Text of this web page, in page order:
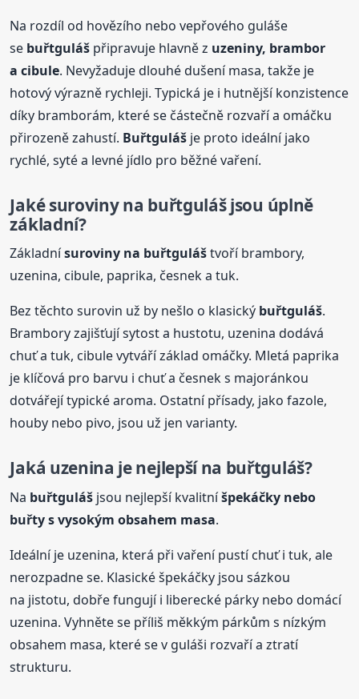
Na rozdíl od hovězího nebo vepřového guláše
se buřtguláš připravuje hlavně z uzeniny, brambor
a cibule. Nevyžaduje dlouhé dušení masa, takže je
hotový výrazně rychleji. Typická je i hutnější konzistence
díky bramborám, které se částečně rozvaří a omáčku
přirozeně zahustí. Buřtguláš je proto ideální jako
rychlé, syté a levné jídlo pro běžné vaření.
Jaké suroviny na buřtgulášjsou úplně
základní?
Základnísuroviny na buřtguláštvoří brambory,
uzenina, cibule, paprika, česnek a tuk.
Bez těchto surovin už by nešlo o klasický buřtguláš.
Brambory zajišťují sytost a hustotu, uzenina dodává
chuť a tuk, cibule vytváří základ omáčky. Mletá paprika
je klíčová pro barvu i chuť a česnek s majoránkou
dotvářejí typické aroma. Ostatní přísady, jako fazole,
houby nebo pivo, jsou už jen varianty.
Jaká uzenina je nejlepší na buřtguláš?
Na buřtguláš jsou nejlepší kvalitníšpekáčky nebo
buřty s vysokým obsahem masa.
Ideální je uzenina, která při vaření pustí chuť i tuk, ale
nerozpadne se. Klasické špekáčky jsou sázkou
na jistotu, dobře fungují i liberecké párky nebo domácí
uzenina. Vyhněte se příliš měkkým párkům s nízkým
obsahem masa, které se v guláši rozvaří a ztratí
strukturu.